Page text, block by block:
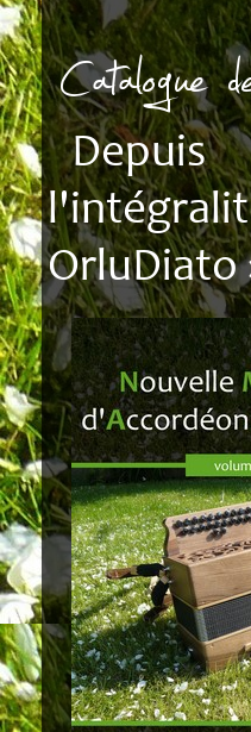
Catalogue
OrluDiato